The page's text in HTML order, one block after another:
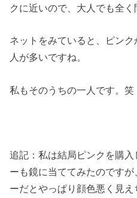
クに近いので、大人でも全く
ネットをみていると、ピン
人が多いですね。
私もそのうちの一人です。笑
追記：私は結局ピンクを購
ーも鏡に当ててみたのです
ーだとやっぱり顔色悪く見